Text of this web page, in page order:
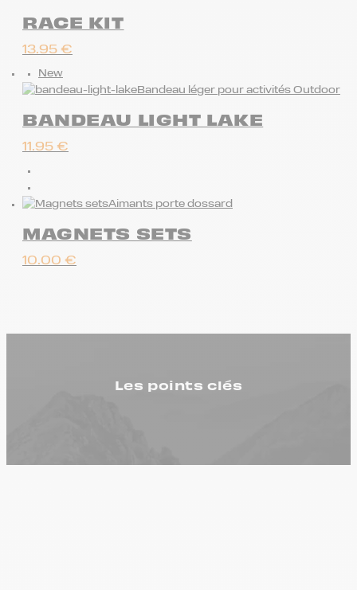
RACE KIT
13.95 €
New
Bandeau léger pour activités Outdoor
BANDEAU LIGHT LAKE
11.95 €
Aimants porte dossard
MAGNETS SETS
10.00 €
Les points clés